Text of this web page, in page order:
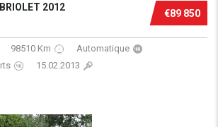
€89 850
2012
98510 Km
Automatique
15.02.2013